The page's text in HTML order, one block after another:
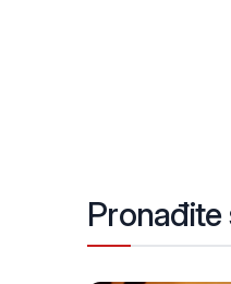
Pronađite